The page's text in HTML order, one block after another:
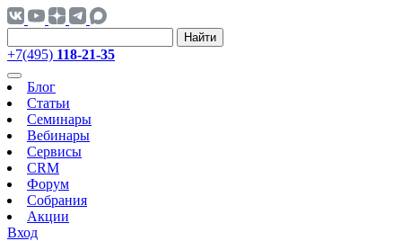
Найти
+7(495) 118-21-35
Блог
Статьи
Семинары
Вебинары
Сервисы
CRM
Форум
Собрания
Акции
Вход